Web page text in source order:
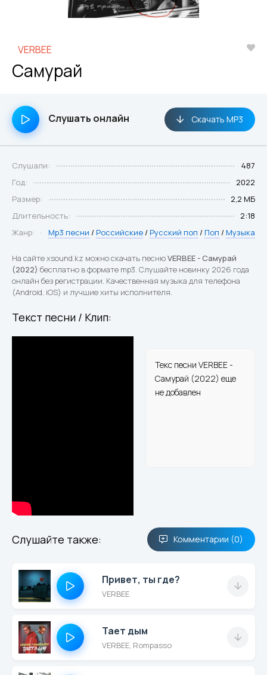
VERBEE
Самурай
Слушать онлайн Скачать MP3
Слушали:
487
Год:
2022
Размер:
2,2 МБ
Длительность:
2:18
Жанр:
Mp3 песни / Российские / Русский поп / Поп / Музыка
На сайте xsound.kz можно скачать песнюVERBEE - Самурай
(2022) бесплатно в формате mp3. Слушайте новинку 2026 года
онлайн без регистрации. Качественная музыка для телефона
(Android, iOS) и лучшие хиты исполнителя.
Текст песни / Клип:
Текс песни VERBEE -
Самурай (2022) еще
не добавлен
Слушайте также: Комментарии (0)
Привет, ты где?
VERBEE
Тает дым
VERBEE, Rompasso